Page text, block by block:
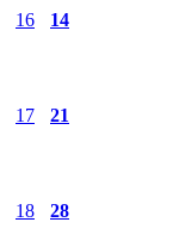
16 14
17 21
18 28